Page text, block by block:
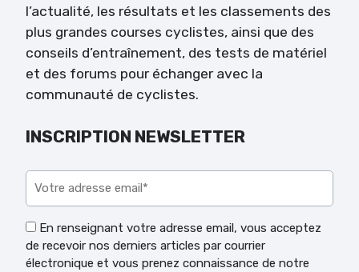
l’actualité, les résultats et les classements des
plus grandes courses cyclistes, ainsi que des
conseils d’entraînement, des tests de matériel
et des forums pour échanger avec la
communauté de cyclistes.
INSCRIPTION NEWSLETTER
En renseignant votre adresse email, vous acceptez
de recevoir nos derniers articles par courrier
électronique et vous prenez connaissance de notre